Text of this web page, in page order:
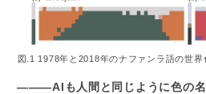
図.1 1978年と2018年のナファンラ語の世界
―――AIも人間と同じように色の名